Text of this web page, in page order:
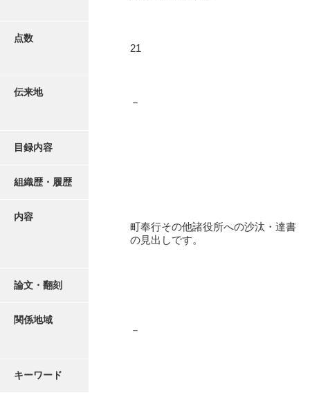
御在所書簡録
点数
21
伝来地
－
目録内容
組織歴・履歴
内容
町奉行その他諸役所への沙汰・達書
の見出しです。
論文・翻刻
関係地域
－
キーワード